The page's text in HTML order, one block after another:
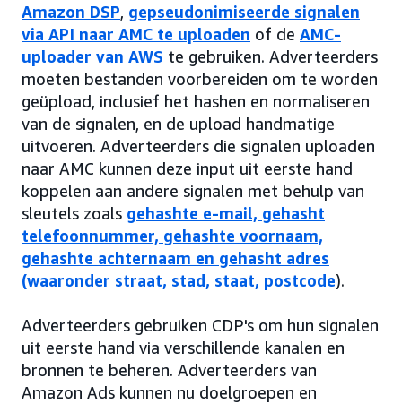
Amazon DSP, gepseudonimiseerde signalen
via API naar AMC te uploaden of de AMC-
uploader van AWS te gebruiken. Adverteerders
moeten bestanden voorbereiden om te worden
geüpload, inclusief het hashen en normaliseren
van de signalen, en de upload handmatige
uitvoeren. Adverteerders die signalen uploaden
naar AMC kunnen deze input uit eerste hand
koppelen aan andere signalen met behulp van
sleutels zoals gehashte e-mail, gehasht
telefoonnummer, gehashte voornaam,
gehashte achternaam en gehasht adres
(waaronder straat, stad, staat, postcode).
Adverteerders gebruiken CDP's om hun signalen
uit eerste hand via verschillende kanalen en
bronnen te beheren. Adverteerders van
Amazon Ads kunnen nu doelgroepen en